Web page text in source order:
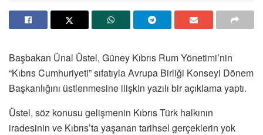
Başbakan Ünal Üstel, Güney Kıbrıs Rum Yönetimi’nin
“Kıbrıs Cumhuriyeti” sıfatıyla Avrupa Birliği Konseyi Dönem
Başkanlığını üstlenmesine ilişkin yazılı bir açıklama yaptı.
Üstel, söz konusu gelişmenin Kıbrıs Türk halkının
iradesinin ve Kıbrıs’ta yaşanan tarihsel gerçeklerin yok